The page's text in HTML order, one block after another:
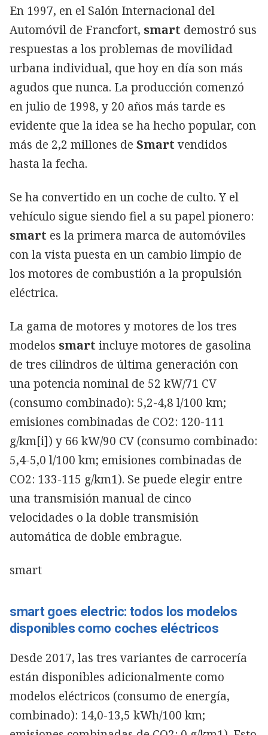
En 1997, en el Salón Internacional del
Automóvil de Francfort, smart demostró sus
respuestas a los problemas de movilidad
urbana individual, que hoy en día son más
agudos que nunca. La producción comenzó
en julio de 1998, y 20 años más tarde es
evidente que la idea se ha hecho popular, con
más de 2,2 millones de Smartvendidos
hasta la fecha.
Se ha convertido en un coche de culto. Y el
vehículo sigue siendo fiel a su papel pionero:
smart es la primera marca de automóviles
con la vista puesta en un cambio limpio de
los motores de combustión a la propulsión
eléctrica.
La gama de motores y motores de los tres
modelos smart incluye motores de gasolina
de tres cilindros de última generación con
una potencia nominal de 52 kW/71 CV
(consumo combinado): 5,2-4,8 l/100 km;
emisiones combinadas de CO2: 120-111
g/km[i]) y 66 kW/90 CV (consumo combinado:
5,4-5,0 l/100 km; emisiones combinadas de
CO2: 133-115 g/km1). Se puede elegir entre
una transmisión manual de cinco
velocidades o la doble transmisión
automática de doble embrague.
smart
smart goes electric: todos los modelos
disponibles como coches eléctricos
Desde 2017, las tres variantes de carrocería
están disponibles adicionalmente como
modelos eléctricos (consumo de energía,
combinado): 14,0-13,5 kWh/100 km;